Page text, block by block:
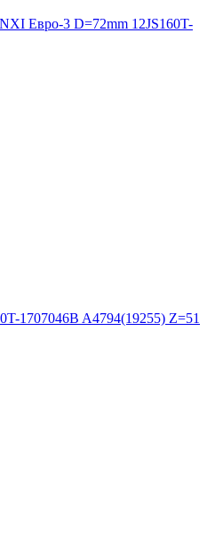
Евро-3 D=72mm 12JS160T-
1707046B A4794(19255) Z=51